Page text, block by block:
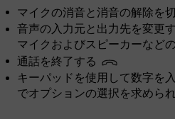
マイクの消音と消音の解除を
音声の入力元と出力先を変更
マイクおよびスピーカーなど
通話を終了する
キーパッドを使用して数字を
でオプションの選択を求めら